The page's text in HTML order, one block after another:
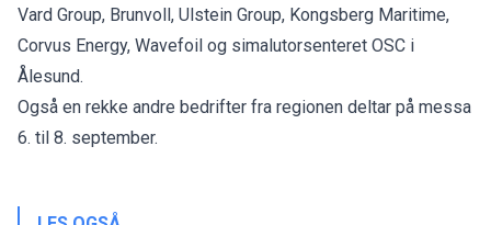
Vard Group, Brunvoll, Ulstein Group, Kongsberg Maritime,
Corvus Energy, Wavefoil og simalutorsenteret OSC i
Ålesund.
Også en rekke andre bedrifter fra regionen deltar på messa
6. til 8. september.